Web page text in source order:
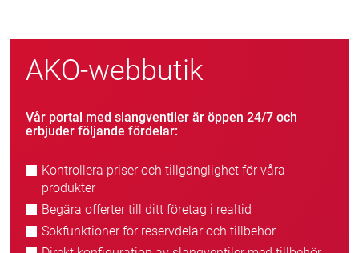
AKO-webbutik
Vår portal med slangventiler är öppen 24/7 och
erbjuder följande fördelar:
Kontrollera priser och tillgänglighet för våra
produkter
Begära offerter till ditt företag i realtid
Sökfunktioner för reservdelar och tillbehör